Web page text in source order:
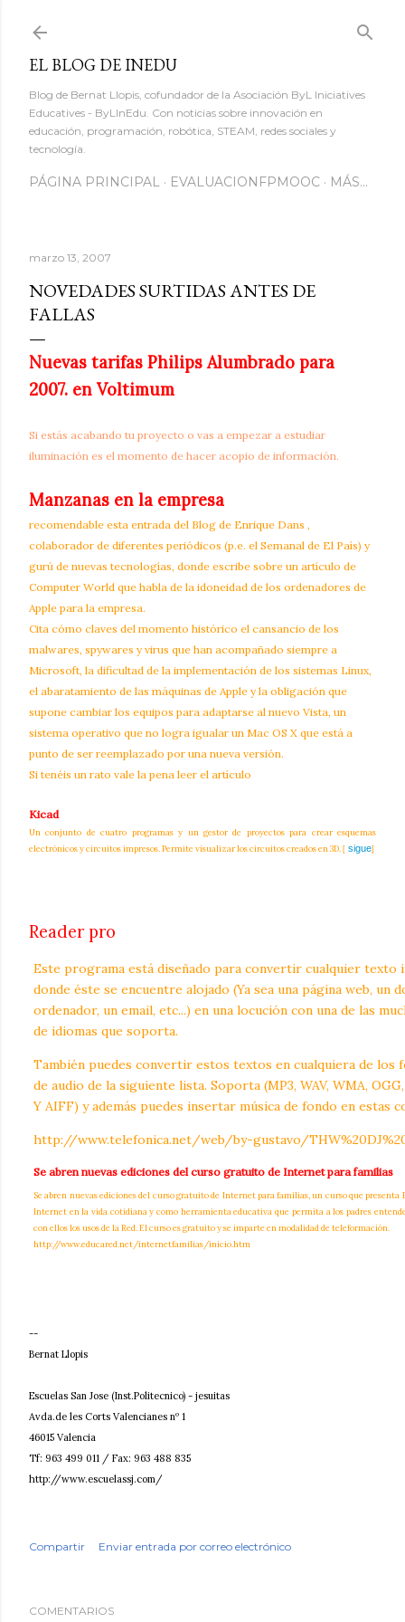
EL BLOG DE INEDU
Blog de Bernat Llopis, cofundador de la Asociación ByL Iniciatives
Educatives - ByLInEdu. Con noticias sobre innovación en
educación, programación, robótica, STEAM, redes sociales y
tecnología.
PÁGINA PRINCIPAL EVALUACIONFPMOOC MÁS…
marzo 13, 2007
NOVEDADES SURTIDAS ANTES DE
FALLAS
Nuevas tarifas Philips Alumbrado para
2007. en Voltimum
Si estás acabando tu proyecto o vas a empezar a estudiar
iluminación es el momento de hacer acopio de información.
Manzanas en la empresa
recomendable esta entrada del Blog de Enrique Dans ,
colaborador de diferentes periódicos (p.e. el Semanal de El País) y
gurú de nuevas tecnologías, donde escribe sobre un artículo de
Computer World que habla de la idoneidad de los ordenadores de
Apple para la empresa.
Cita cómo claves del momento histórico el cansancio de los
malwares, spywares y virus que han acompañado siempre a
Microsoft, la dificultad de la implementación de los sistemas Linux,
el abaratamiento de las máquinas de Apple y la obligación que
supone cambiar los equipos para adaptarse al nuevo Vista, un
sistema operativo que no logra igualar un Mac OS X que está a
punto de ser reemplazado por una nueva versión.
Si tenéis un rato vale la pena leer el artículo
Kicad
Un conjunto de cuatro programas y un gestor de proyectos para crear esquemas
electrónicos y circuitos impresos. Permite visualizar los circuitos creados en 3D. [ sigue]
Reader pro
Este programa está diseñado para convertir cualquier texto
donde éste se encuentre alojado (Ya sea una página web, un
ordenador, un email, etc...) en una locución con una de las
de idiomas que soporta.
También puedes convertir estos textos en cualquiera de los
de audio de la siguiente lista. Soporta (MP3, WAV, WMA,
Y AIFF) y además puedes insertar música de fondo en estas
http://www.telefonica.net/web/by-gustavo/
Se abren nuevas ediciones del curso gratuito de Internet para familias
Se abren nuevas ediciones del curso gratuito de Internet para familias, un curso que presenta
Internet en la vida cotidiana y como herramienta educativa que permita a los padres
con ellos los usos de la Red. El curso es gratuito y se imparte en modalidad de teleformación.
http://www.educared.net/internetfamilias/inicio.htm
--
Bernat Llopis
Escuelas San Jose (Inst.Politecnico) - jesuitas
Avda.de les Corts Valencianes nº 1
46015 Valencia
Tf: 963 499 011 / Fax: 963 488 835
http://www.escuelassj.com/
Compartir Enviar entrada por correo electrónico
COMENTARIOS